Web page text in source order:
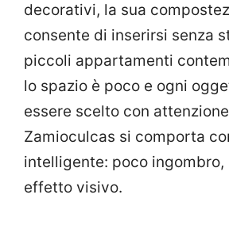
decorativi, la sua
consente di inserirsi senza
piccoli appartamenti
lo spazio è poco e ogni
essere scelto con
Zamioculcas si comporta
intelligente: poco ingombro,
effetto visivo.